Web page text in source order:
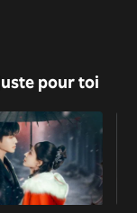
pour toi